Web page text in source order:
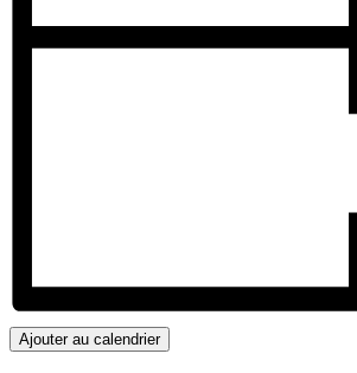
Ajouter au calendrier